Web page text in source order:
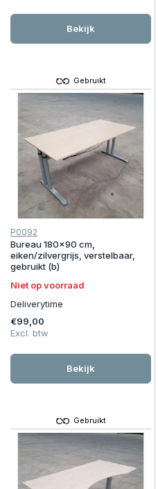
Bekijk
Gebruikt
P0092
Bureau 180x90 cm,
eiken/zilvergrijs, verstelbaar,
gebruikt (b)
Niet op voorraad
Deliverytime
€99,00
Excl. btw
Bekijk
Gebruikt